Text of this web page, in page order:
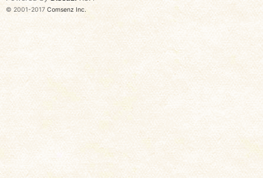
© 2001-2017 Comsenz Inc.